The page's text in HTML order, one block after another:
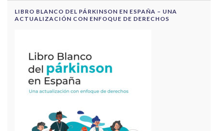
LIBRO BLANCO DEL PÁRKINSON EN ESPAÑA – UNA
ACTUALIZACIÓN CON ENFOQUE DE DERECHOS